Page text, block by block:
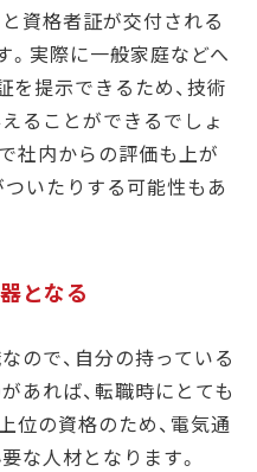
資格者証が交付される
。実際に一般家庭などへ
を提示できるため、技術
ることができるでしょ
社内からの評価も上が
ついたりする可能性もあ
となる
ので、自分の持っている
あれば、転職時にとても
位の資格のため、電気通
な人材となります。